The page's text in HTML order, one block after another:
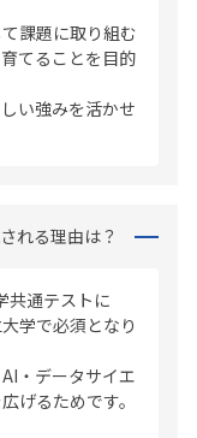
課題に取り組む
てることを目的
い強みを活かせ
れる理由は？
共通テストに
学で必須となり
・データサイエ
げるためです。